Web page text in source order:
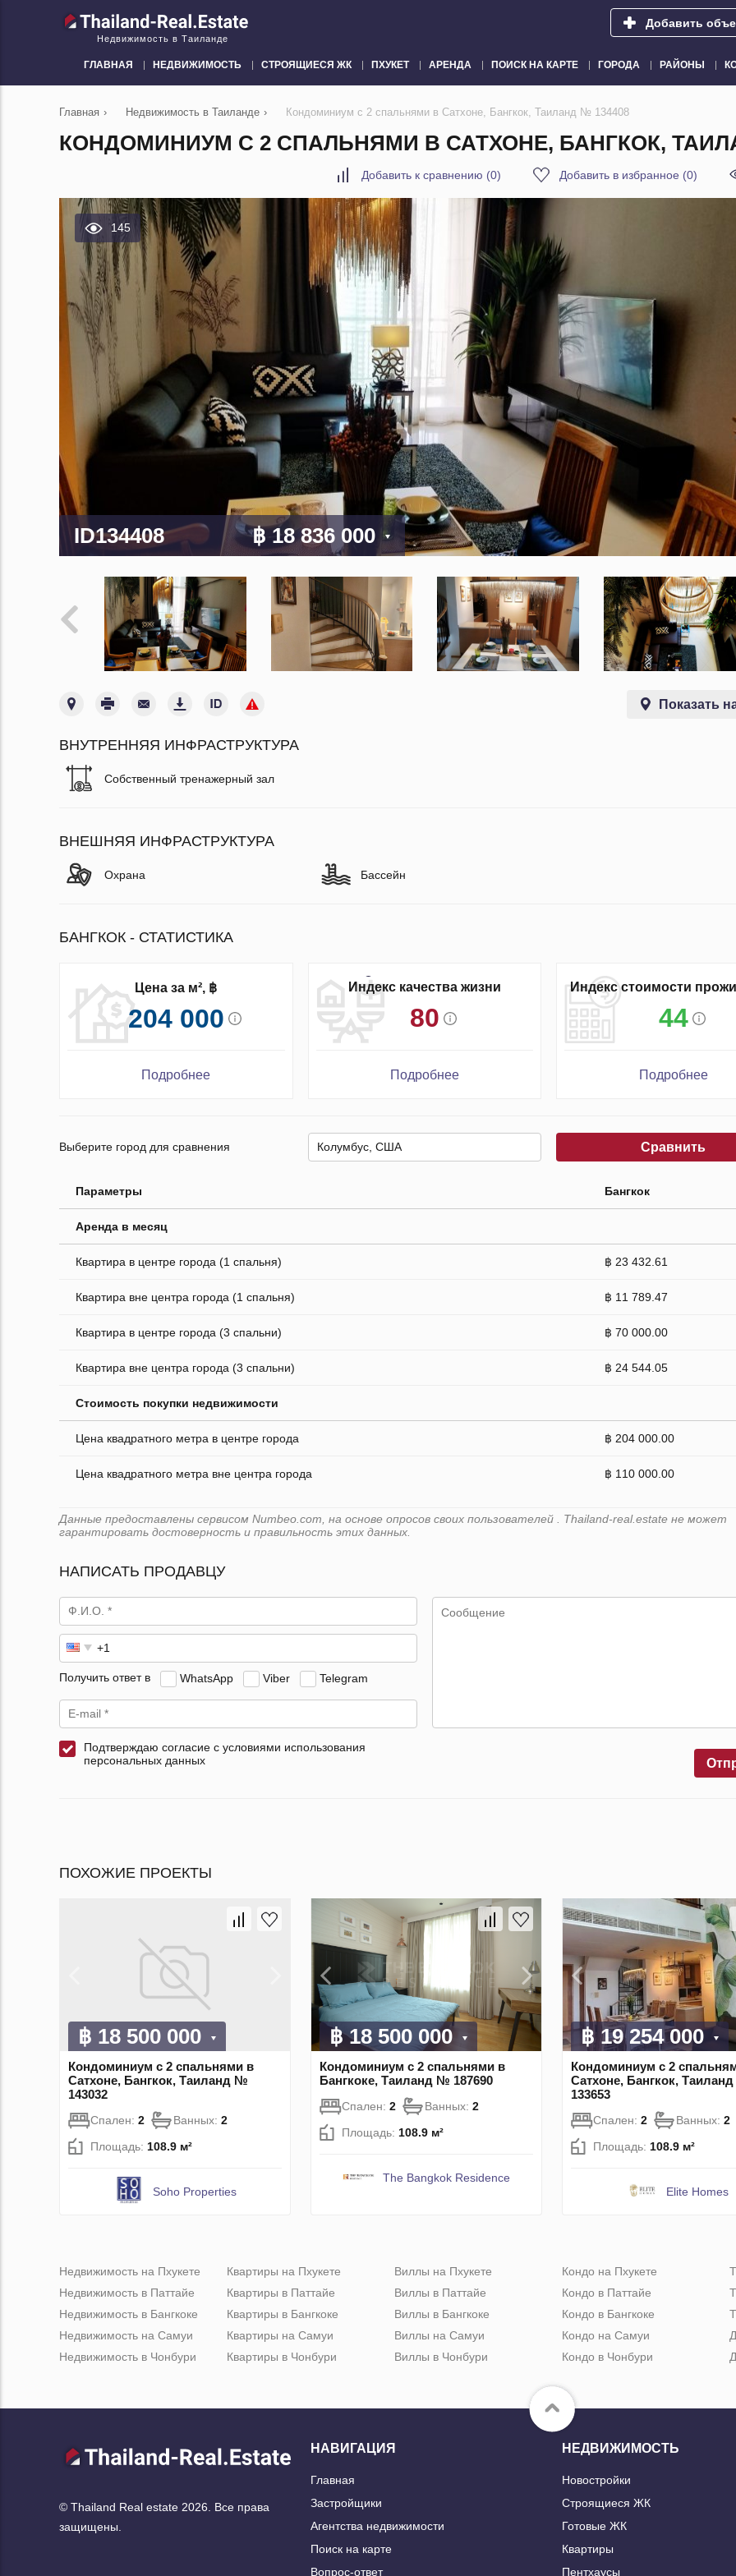
Недвижимость в Таиланде
Добавить
ГЛАВНАЯ НЕДВИЖИМОСТЬ СТРОЯЩИЕСЯ ЖК ПХУКЕТ АРЕНДА ПОИСК НА КАРТЕ ГОРОДА РАЙОНЫ
Главная › Недвижимость в Таиланде › Кондоминиум с 2 спальнями в Сатхоне, Бангкок, Таиланд № 134408
КОНДОМИНИУМ С 2 СПАЛЬНЯМИ В САТХОНЕ, БАНГКОК,
Добавить к сравнению (0) Добавить в избранное (0)
145
ID134408 ฿ 18 836 000
Показать
ВНУТРЕННЯЯ ИНФРАСТРУКТУРА
Собственный тренажерный зал
ВНЕШНЯЯ ИНФРАСТРУКТУРА
Охрана Бассейн
БАНГКОК - СТАТИСТИКА
Цена за м², ฿
204 000
Подробнее
Индекс качества жизни
80
Подробнее
Индекс стоимости
44
Подробнее
Выберите город для сравнения Сравнить
Параметры Бангкок
Аренда в месяц
Квартира в центре города (1 спальня) ฿ 23 432.61
Квартира вне центра города (1 спальня) ฿ 11 789.47
Квартира в центре города (3 спальни) ฿ 70 000.00
Квартира вне центра города (3 спальни) ฿ 24 544.05
Стоимость покупки недвижимости
Цена квадратного метра в центре города ฿ 204 000.00
Цена квадратного метра вне центра города ฿ 110 000.00
Данные предоставлены сервисом Numbeo.com, на основе опросов своих пользователей . Thailand-real.estate не может
гарантировать достоверность и правильность этих данных.
НАПИСАТЬ ПРОДАВЦУ
Получить ответ в WhatsApp Viber Telegram
Подтверждаю согласие с условиями использования
персональных данных
ПОХОЖИЕ ПРОЕКТЫ
฿ 18 500 000
Кондоминиум с 2 спальнями в
Сатхоне, Бангкок, Таиланд №
143032
Спален: 2 Ванных: 2
Площадь: 108.9 м²
Soho Properties
฿ 18 500 000
Кондоминиум с 2 спальнями в
Бангкоке, Таиланд № 187690
Спален: 2 Ванных: 2
Площадь: 108.9 м²
The Bangkok Residence
฿ 19 254 000
Кондоминиум с 2
Сатхоне, Бангкок,
133653
Спален: 2 Ванных: 2
Площадь: 108.9 м²
Elite Homes
Недвижимость на Пхукете
Недвижимость в Паттайе
Недвижимость в Бангкоке
Недвижимость на Самуи
Недвижимость в Чонбури
Квартиры на Пхукете
Квартиры в Паттайе
Квартиры в Бангкоке
Квартиры на Самуи
Квартиры в Чонбури
Виллы на Пхукете
Виллы в Паттайе
Виллы в Бангкоке
Виллы на Самуи
Виллы в Чонбури
Кондо на Пхукете
Кондо в Паттайе
Кондо в Бангкоке
Кондо на Самуи
Кондо в Чонбури
© Thailand Real estate 2026. Все права
защищены.
НАВИГАЦИЯ
Главная
Застройщики
Агентства недвижимости
Поиск на карте
Вопрос-ответ
НЕДВИЖИМОСТЬ
Новостройки
Строящиеся ЖК
Готовые ЖК
Квартиры
Пентхаусы